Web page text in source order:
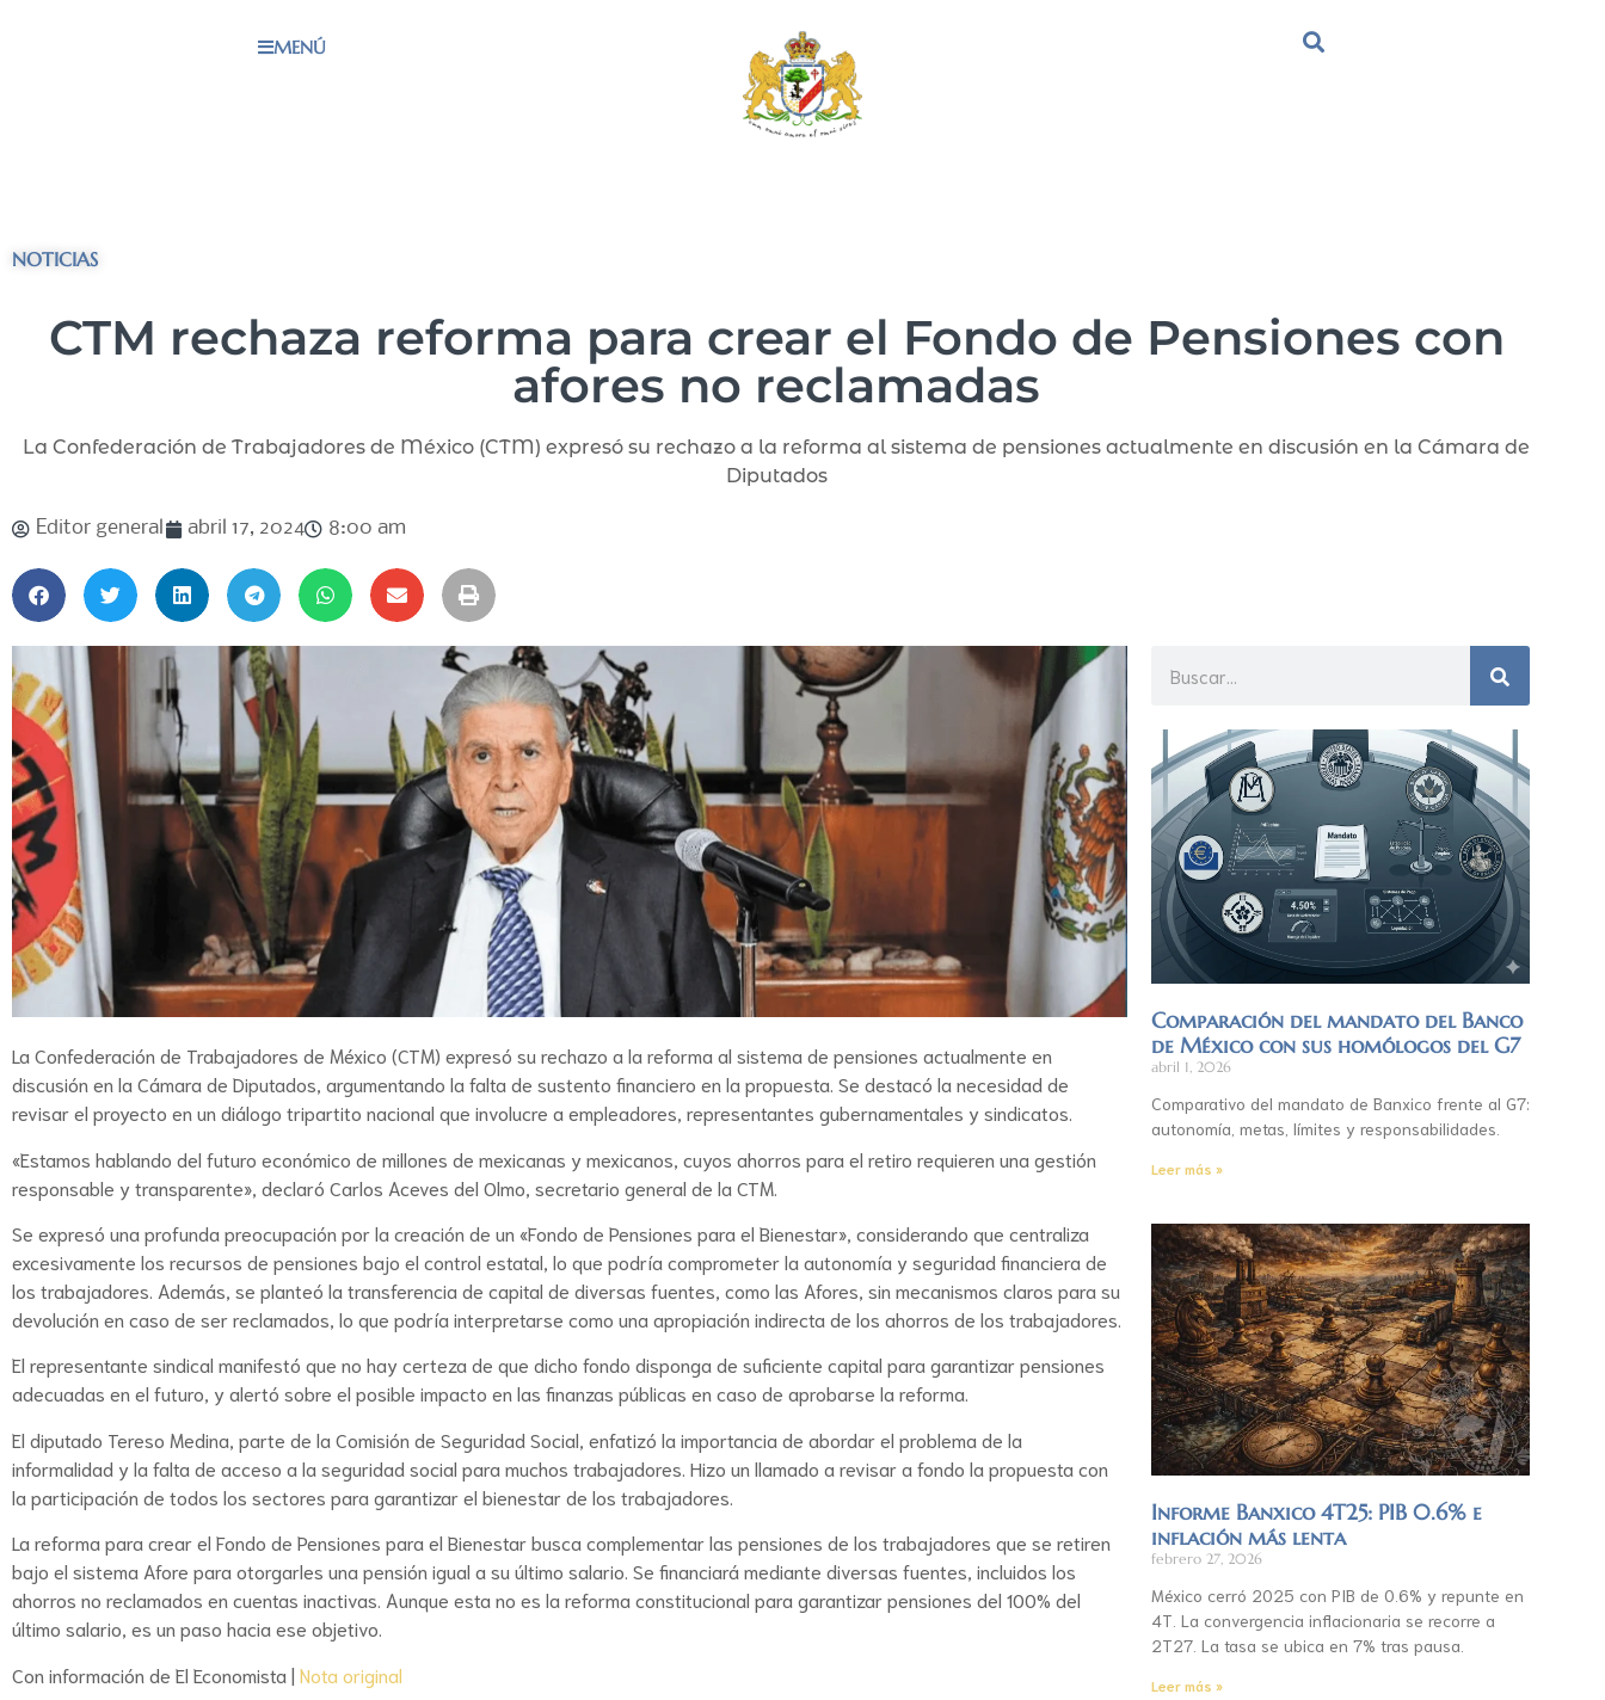
MENÚ
NOTICIAS
CTM rechaza reforma para crear el Fondo de Pensiones con
afores no reclamadas
La Confederación de Trabajadores de México (CTM) expresó su rechazo a la reforma al sistema de pensiones actualmente en discusión en la Cámara de
Diputados
Editor general abril 17, 2024 8:00 am
La Confederación de Trabajadores de México (CTM) expresó su rechazo a la reforma al sistema de pensiones actualmente en
discusión en la Cámara de Diputados, argumentando la falta de sustento financiero en la propuesta. Se destacó la necesidad de
revisar el proyecto en un diálogo tripartito nacional que involucre a empleadores, representantes gubernamentales y sindicatos.
«Estamos hablando del futuro económico de millones de mexicanas y mexicanos, cuyos ahorros para el retiro requieren una gestión
responsable y transparente», declaró Carlos Aceves del Olmo, secretario general de la CTM.
Se expresó una profunda preocupación por la creación de un «Fondo de Pensiones para el Bienestar», considerando que centraliza
excesivamente los recursos de pensiones bajo el control estatal, lo que podría comprometer la autonomía y seguridad financiera de
los trabajadores. Además, se planteó la transferencia de capital de diversas fuentes, como las Afores, sin mecanismos claros para su
devolución en caso de ser reclamados, lo que podría interpretarse como una apropiación indirecta de los ahorros de los trabajadores.
El representante sindical manifestó que no hay certeza de que dicho fondo disponga de suficiente capital para garantizar pensiones
adecuadas en el futuro, y alertó sobre el posible impacto en las finanzas públicas en caso de aprobarse la reforma.
El diputado Tereso Medina, parte de la Comisión de Seguridad Social, enfatizó la importancia de abordar el problema de la
informalidad y la falta de acceso a la seguridad social para muchos trabajadores. Hizo un llamado a revisar a fondo la propuesta con
la participación de todos los sectores para garantizar el bienestar de los trabajadores.
La reforma para crear el Fondo de Pensiones para el Bienestar busca complementar las pensiones de los trabajadores que se retiren
bajo el sistema Afore para otorgarles una pensión igual a su último salario. Se financiará mediante diversas fuentes, incluidos los
ahorros no reclamados en cuentas inactivas. Aunque esta no es la reforma constitucional para garantizar pensiones del 100% del
último salario, es un paso hacia ese objetivo.
Con información de El Economista | Nota original
Comparación del mandato del Banco
de México con sus homólogos del G7
abril 1, 2026
Comparativo del mandato de Banxico frente al G7:
autonomía, metas, límites y responsabilidades.
Leer más »
Informe Banxico 4T25: PIB 0.6% e
inflación más lenta
febrero 27, 2026
México cerró 2025 con PIB de 0.6% y repunte en
4T. La convergencia inflacionaria se recorre a
2T27. La tasa se ubica en 7% tras pausa.
Leer más »